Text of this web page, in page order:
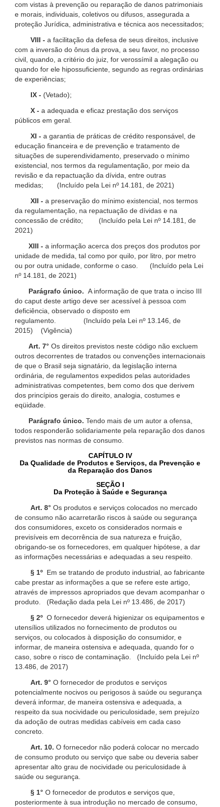
com vistas à prevenção ou reparação de danos patrimoniais
e morais, individuais, coletivos ou difusos, assegurada a
proteção Jurídica, administrativa e técnica aos necessitados;
VIII - a facilitação da defesa de seus direitos, inclusive
com a inversão do ônus da prova, a seu favor, no processo
civil, quando, a critério do juiz, for verossímil a alegação ou
quando for ele hipossuficiente, segundo as regras ordinárias
de experiências;
IX - (Vetado);
X - a adequada e eficaz prestação dos serviços
públicos em geral.
XI - a garantia de práticas de crédito responsável, de
educação financeira e de prevenção e tratamento de
situações de superendividamento, preservado o mínimo
existencial, nos termos da regulamentação, por meio da
revisão e da repactuação da dívida, entre outras
medidas; (Incluído pela Lei nº 14.181, de 2021)
XII - a preservação do mínimo existencial, nos termos
da regulamentação, na repactuação de dívidas e na
concessão de crédito; (Incluído pela Lei nº 14.181, de
2021)
XIII - a informação acerca dos preços dos produtos por
unidade de medida, tal como por quilo, por litro, por metro
ou por outra unidade, conforme o caso. (Incluído pela Lei
nº 14.181, de 2021)
Parágrafo único. A informação de que trata o inciso III
do caput deste artigo deve ser acessível à pessoa com
deficiência, observado o disposto em
regulamento. (Incluído pela Lei nº 13.146, de
2015) (Vigência)
Art. 7° Os direitos previstos neste código não excluem
outros decorrentes de tratados ou convenções internacionais
de que o Brasil seja signatário, da legislação interna
ordinária, de regulamentos expedidos pelas autoridades
administrativas competentes, bem como dos que derivem
dos princípios gerais do direito, analogia, costumes e
eqüidade.
Parágrafo único. Tendo mais de um autor a ofensa,
todos responderão solidariamente pela reparação dos danos
previstos nas normas de consumo.
CAPÍTULO IV
Da Qualidade de Produtos e Serviços, da Prevenção e
da Reparação dos Danos
SEÇÃO I
Da Proteção à Saúde e Segurança
Art. 8° Os produtos e serviços colocados no mercado
de consumo não acarretarão riscos à saúde ou segurança
dos consumidores, exceto os considerados normais e
previsíveis em decorrência de sua natureza e fruição,
obrigando-se os fornecedores, em qualquer hipótese, a dar
as informações necessárias e adequadas a seu respeito.
§ 1º Em se tratando de produto industrial, ao fabricante
cabe prestar as informações a que se refere este artigo,
através de impressos apropriados que devam acompanhar o
produto. (Redação dada pela Lei nº 13.486, de 2017)
§ 2º O fornecedor deverá higienizar os equipamentos e
utensílios utilizados no fornecimento de produtos ou
serviços, ou colocados à disposição do consumidor, e
informar, de maneira ostensiva e adequada, quando for o
caso, sobre o risco de contaminação. (Incluído pela Lei nº
13.486, de 2017)
Art. 9° O fornecedor de produtos e serviços
potencialmente nocivos ou perigosos à saúde ou segurança
deverá informar, de maneira ostensiva e adequada, a
respeito da sua nocividade ou periculosidade, sem prejuízo
da adoção de outras medidas cabíveis em cada caso
concreto.
Art. 10. O fornecedor não poderá colocar no mercado
de consumo produto ou serviço que sabe ou deveria saber
apresentar alto grau de nocividade ou periculosidade à
saúde ou segurança.
§ 1° O fornecedor de produtos e serviços que,
posteriormente à sua introdução no mercado de consumo,